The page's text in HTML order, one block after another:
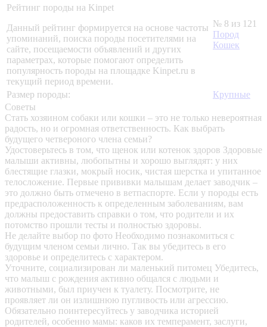
Рейтинг породы на Kinpet
Данный рейтинг формируется на основе частоты
упоминаний, поиска породы посетителями на
сайте, посещаемости объявлений и других
параметрах, которые помогают определить
популярность породы на площадке Kinpet.ru в
текущий период времени.
№ 8 из 121
Пород
Кошек
Размер породы:
Крупные
Советы
Стать хозяином собаки или кошки – это не только невероятная
радость, но и огромная ответственность. Как выбрать
будущего четвероного члена семьи?
Удостоверьтесь в том, что щенок или котенок здоров Здоровые
малыши активны, любопытны и хорошо выглядят: у них
блестящие глазки, мокрый носик, чистая шерстка и упитанное
телосложение. Первые прививки малышам делает заводчик –
это должно быть отмечено в ветпаспорте. Если у породы есть
предрасположенность к определенным заболеваниям, вам
должны предоставить справки о том, что родители и их
потомство прошли тесты и полностью здоровы.
Не делайте выбор по фото Необходимо познакомиться с
будущим членом семьи лично. Так вы убедитесь в его
здоровье и определитесь с характером.
Уточните, социализирован ли маленький питомец Убедитесь,
что малыш с рождения активно общался с людьми и
животными, был приучен к туалету. Посмотрите, не
проявляет ли он излишнюю пугливость или агрессию.
Обязательно поинтересуйтесь у заводчика историей
родителей, особенно мамы: каков их темперамент, заслуги,